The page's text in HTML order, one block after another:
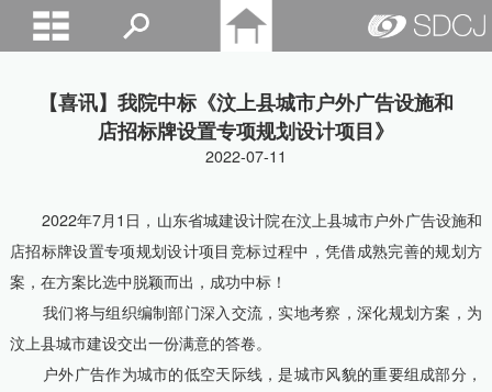
【喜讯】我院中标《汶上县城市户外广告设施和
店招标牌设置专项规划设计项目》
2022-07-11
2022年7月1日，山东省城建设计院在汶上县城市户外广告设施和
店招标牌设置专项规划设计项目竞标过程中，凭借成熟完善的规划方
案，在方案比选中脱颖而出，成功中标！
我们将与组织编制部门深入交流，实地考察，深化规划方案，为
汶上县城市建设交出一份满意的答卷。
户外广告作为城市的低空天际线，是城市风貌的重要组成部分，